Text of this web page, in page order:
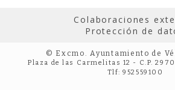
Colaboraciones
Protección de
© Excmo. Ayuntamiento de
Plaza de las Carmelitas 12 - C.P.
Tlf: 952559100